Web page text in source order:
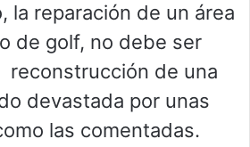
la reparación de un área
de golf, no debe ser
reconstrucción de una
devastada por unas
las comentadas.